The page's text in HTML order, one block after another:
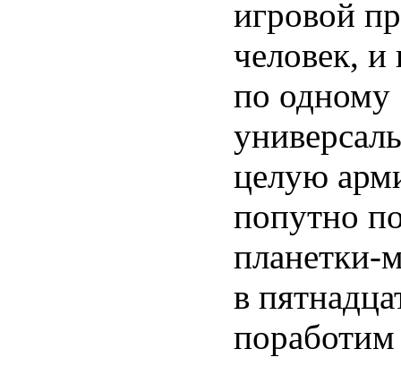
игровой
человек,
по одному
целую
попутно
в
поработим